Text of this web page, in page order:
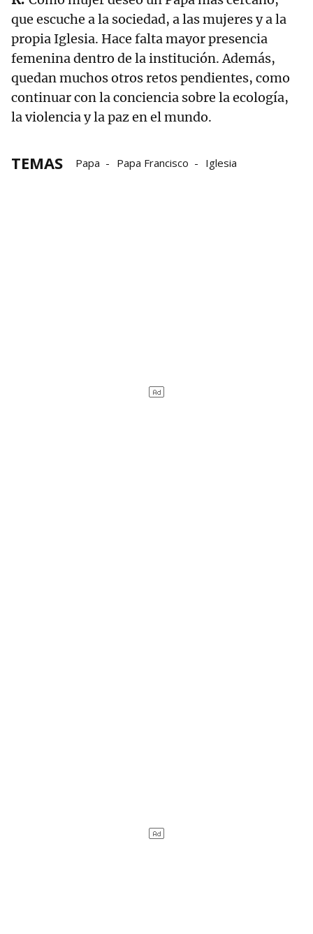
que escuche a la sociedad, a las mujeres y a la
propia Iglesia. Hace falta mayor presencia
femenina dentro de la institución. Además,
quedan muchos otros retos pendientes, como
continuar con la conciencia sobre la ecología,
la violencia y la paz en el mundo.
TEMAS Papa Papa Francisco Iglesia